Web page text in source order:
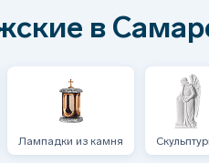
в
Лампадки из камня